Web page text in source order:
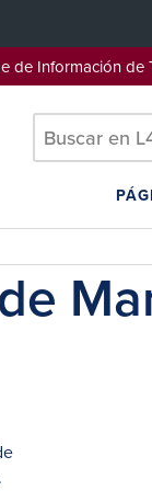
de Información